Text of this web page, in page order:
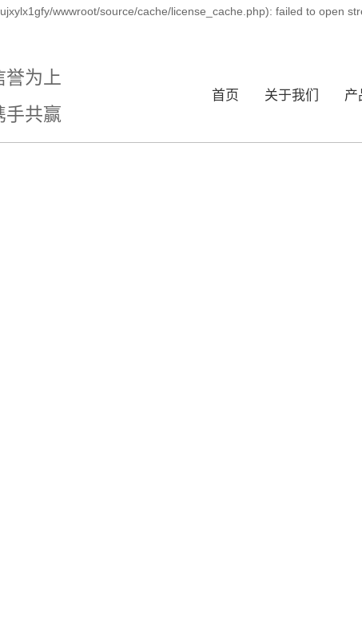
wwwroot/source/cache/license_cache.php): failed to open
为上
共赢
首页 关于我们 产